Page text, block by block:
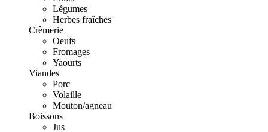
Légumes
Herbes fraîches
Crèmerie
Oeufs
Fromages
Yaourts
Viandes
Porc
Volaille
Mouton/agneau
Boissons
Jus